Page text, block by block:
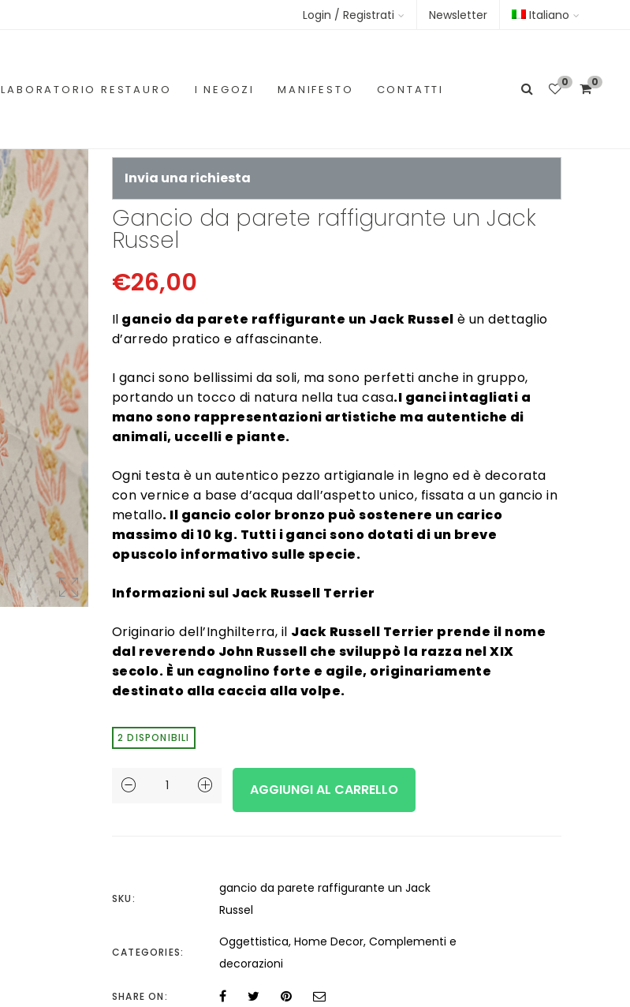
Login / Registrati Newsletter Italiano
LABORATORIO RESTAURO I NEGOZI MANIFESTO CONTATTI
0 0
Invia una richiesta
Gancio da parete raffigurante un Jack
Russel
€26,00
Il gancio da parete raffigurante un Jack Russel è un dettaglio
d’arredo pratico e affascinante.
I ganci sono bellissimi da soli, ma sono perfetti anche in gruppo,
portando un tocco di natura nella tua casa.I ganci intagliati a
mano sono rappresentazioni artistiche ma autentiche di
animali, uccelli e piante.
Ogni testa è un autentico pezzo artigianale in legno ed è decorata
con vernice a base d’acqua dall’aspetto unico, fissata a un gancio in
metallo. Il gancio color bronzo può sostenere un carico
massimo di 10 kg. Tutti i ganci sono dotati di un breve
opuscolo informativo sulle specie.
Informazioni sul Jack Russell Terrier
Originario dell’Inghilterra, il Jack Russell Terrier prende il nome
dal reverendo John Russell che sviluppò la razza nel XIX
secolo. È un cagnolino forte e agile, originariamente
destinato alla caccia alla volpe.
2 DISPONIBILI
Gancio
AGGIUNGI AL CARRELLO
SKU:
gancio da parete raffigurante un Jack
Russel
CATEGORIES:
Oggettistica, Home Decor, Complementi e
decorazioni
SHARE ON: